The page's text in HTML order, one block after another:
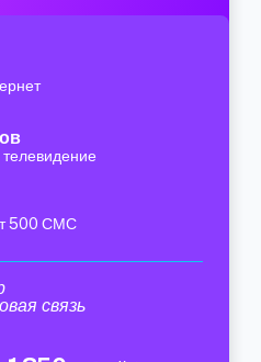
телевидение
500 СМС
связь